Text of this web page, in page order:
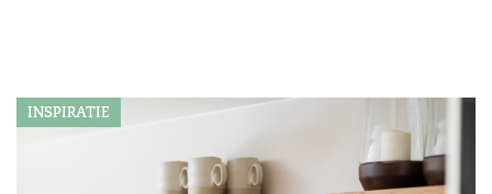
INSPIRATIE